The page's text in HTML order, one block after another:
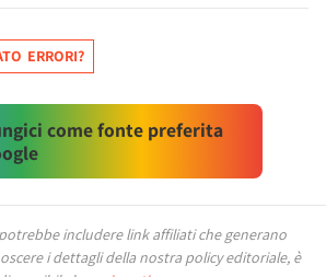
ERRORI?
come fonte preferita
includere link affiliati che generano
i dettagli della nostra policy editoriale, è